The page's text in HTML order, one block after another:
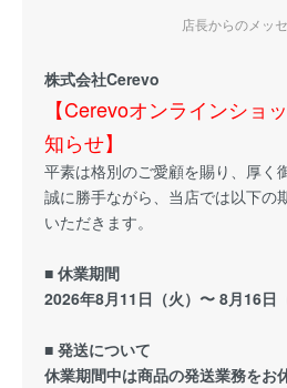
店長からのメッ
株式会社Cerevo
【Cerevoオンラインショ
知らせ】
平素は格別のご愛顧を賜り、厚く
誠に勝手ながら、当店では以下の
いただきます。
■ 休業期間
2026年8月11日（火）〜 8月16日
■ 発送について
休業期間中は商品の発送業務をお